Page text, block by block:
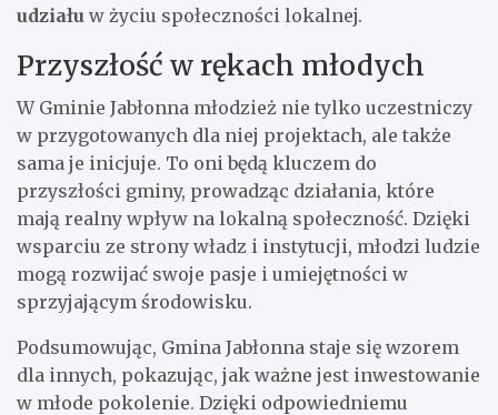
udziału w życiu społeczności lokalnej.
Przyszłość w rękach młodych
W Gminie Jabłonna młodzież nie tylko uczestniczy
w przygotowanych dla niej projektach, ale także
sama je inicjuje. To oni będą kluczem do
przyszłości gminy, prowadząc działania, które
mają realny wpływ na lokalną społeczność. Dzięki
wsparciu ze strony władz i instytucji, młodzi ludzie
mogą rozwijać swoje pasje i umiejętności w
sprzyjającym środowisku.
Podsumowując, Gmina Jabłonna staje się wzorem
dla innych, pokazując, jak ważne jest inwestowanie
w młode pokolenie. Dzięki odpowiedniemu